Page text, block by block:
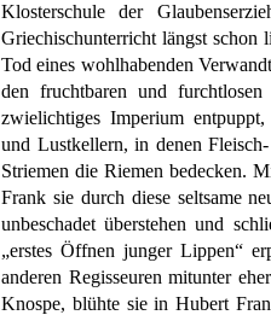
Klosterschule der
Griechischunterricht längst
Tod eines wohlhabenden
den fruchtbaren und
zwielichtiges Imperium
und Lustkellern, in denen
Striemen die Riemen bedecken.
Frank sie durch diese seltsame
unbeschadet überstehen und
„erstes Öffnen junger Lippen“
anderen Regisseuren mitunter
Knospe, blühte sie in Hubert